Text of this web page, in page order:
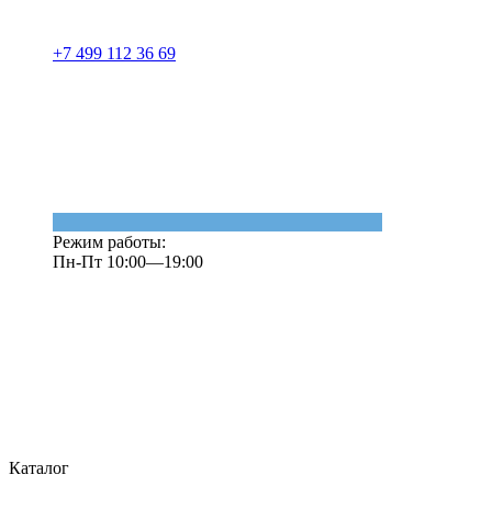
+7 499 112 36 69
Режим работы:
Пн-Пт 10:00—19:00
Каталог